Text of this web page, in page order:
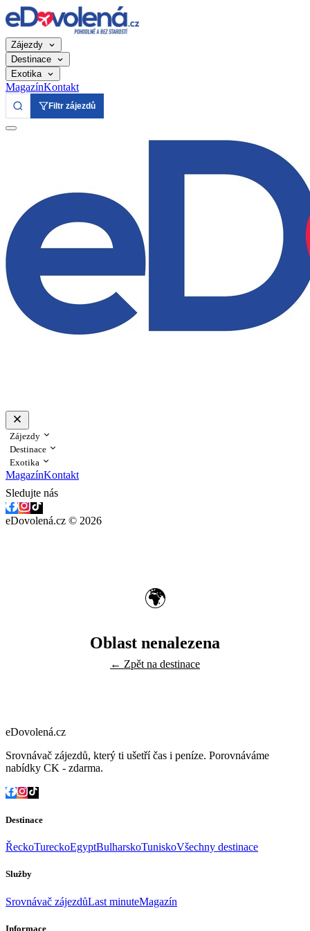
Zájezdy
Destinace
Exotika
MagazínKontakt
Filtr zájezdů
Zájezdy
Destinace
Exotika
MagazínKontakt
Sledujte nás
eDovolená.cz © 2026
🌍
Oblast nenalezena
← Zpět na destinace
eDovolená.cz
Srovnávač zájezdů, který ti ušetří čas i peníze. Porovnáváme
nabídky CK - zdarma.
Destinace
ŘeckoTureckoEgyptBulharskoTuniskoVšechny destinace
Služby
Srovnávač zájezdůLast minuteMagazín
Informace